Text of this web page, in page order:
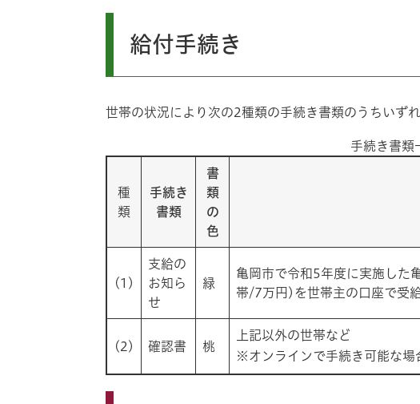
給付手続き
世帯の状況により次の2種類の手続き書類のうちいずれ
手続き書類
種
類
手続き
書類
書
類
の
色
(1)
支給の
お知ら
せ
緑
亀岡市で令和5年度に実施した
帯/7万円)を世帯主の口座で受
(2) 確認書 桃
上記以外の世帯など
※オンラインで手続き可能な場